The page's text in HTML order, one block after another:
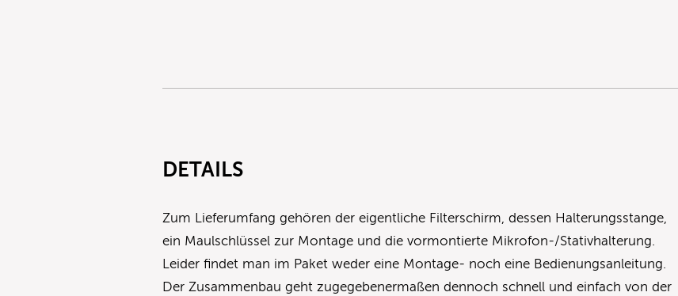
DETAILS
Zum Lieferumfang gehören der eigentliche Filterschirm, dessen Halterungsstange,
ein Maulschlüssel zur Montage und die vormontierte Mikrofon-/Stativhalterung.
Leider findet man im Paket weder eine Montage- noch eine Bedienungsanleitung.
Der Zusammenbau geht zugegebenermaßen dennoch schnell und einfach von der